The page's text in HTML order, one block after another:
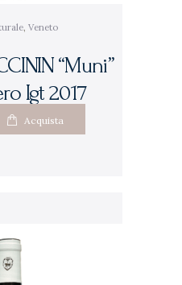
,Veneto
“Muni”
Igt 2017
Acquista